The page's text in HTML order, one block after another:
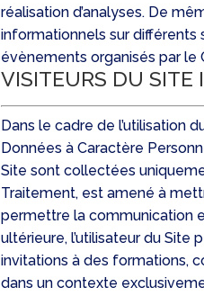
réalisation d’analyses. De
informationnels sur différents
évènements organisés par
VISITEURS DU SITE
Dans le cadre de l’utilisation
Données à Caractère
Site sont collectées
Traitement, est amené à
permettre la communication
ultérieure, l’utilisateur du
invitations à des formations,
dans un contexte